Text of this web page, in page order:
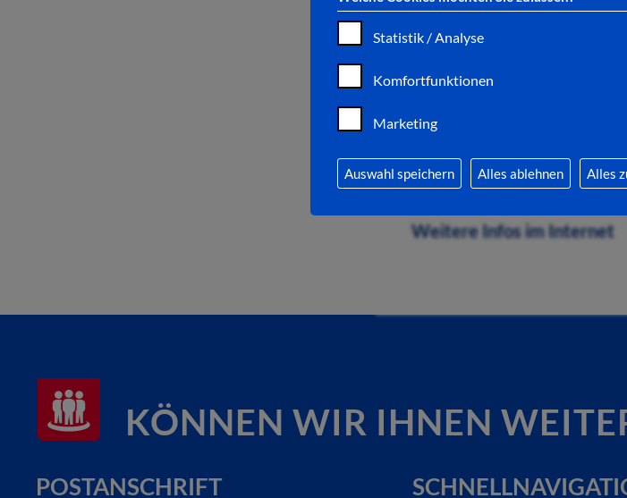
Statistik / Analyse
Komfortfunktionen
Marketing
Auswahl speichern Alles ablehnen Alles
Musizieren mit Barbara
Wir werden bekannte
können Sie sich gerne per
Unsere Angebote finden
Weitere Infos im Internet
KÖNNEN WIR IHNEN
POSTANSCHRIFT